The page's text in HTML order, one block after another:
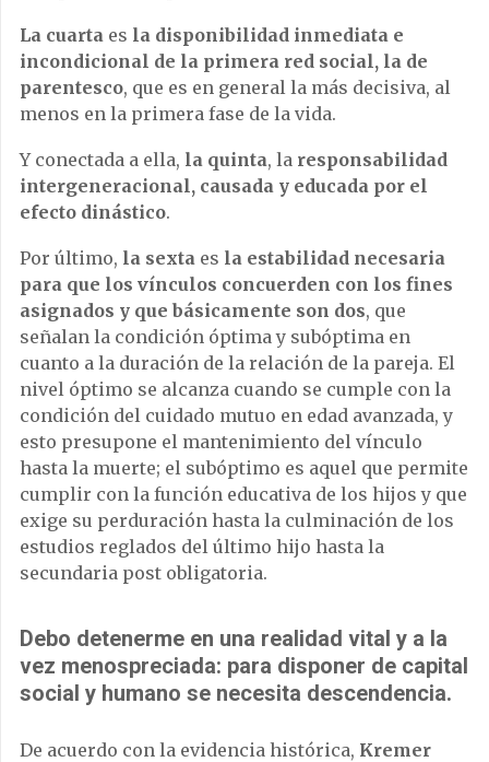
La cuarta es la disponibilidad inmediata e
incondicional de la primera red social, la de
parentesco, que es en general la más decisiva, al
menos en la primera fase de la vida.
Y conectada a ella, la quinta, la responsabilidad
intergeneracional, causada y educada por el
efecto dinástico.
Por último, la sexta es la estabilidad necesaria
para que los vínculos concuerden con los fines
asignados y que básicamente son dos, que
señalan la condición óptima y subóptima en
cuanto a la duración de la relación de la pareja. El
nivel óptimo se alcanza cuando se cumple con la
condición del cuidado mutuo en edad avanzada, y
esto presupone el mantenimiento del vínculo
hasta la muerte; el subóptimo es aquel que permite
cumplir con la función educativa de los hijos y que
exige su perduración hasta la culminación de los
estudios reglados del último hijo hasta la
secundaria post obligatoria.
Debo detenerme en una realidad vital y a la
vez menospreciada: para disponer de capital
social y humano se necesita descendencia.
De acuerdo con la evidencia histórica, Kremer